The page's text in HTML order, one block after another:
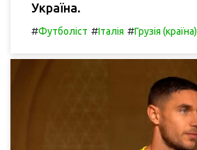
Україна.
#Футболіст #Італія #Грузія (країна)